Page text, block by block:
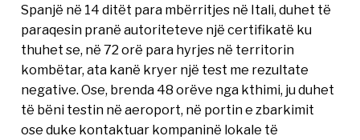
Spanjë në 14 ditët para mbërritjes në Itali, duhet të
paraqesin pranë autoriteteve një certifikatë ku
thuhet se, në 72 orë para hyrjes në territorin
kombëtar, ata kanë kryer një test me rezultate
negative. Ose, brenda 48 orëve nga kthimi, ju duhet
të bëni testin në aeroport, në portin e zbarkimit
ose duke kontaktuar kompaninë lokale të